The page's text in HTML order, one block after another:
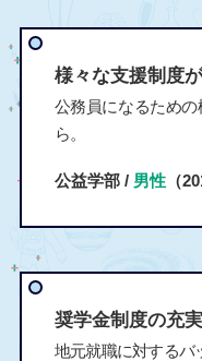
様々な支援制度
公務員になるため
ら。
公益学部 / 男性（
奨学金制度の充実
地元就職に対するバ